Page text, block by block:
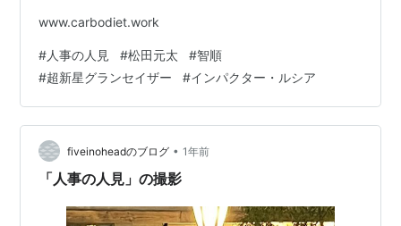
www.carbodiet.work
#人事の人見 #松田元太 #智順
#超新星グランセイザー #インパクター・ルシア
fiveinoheadのブログ • 1年前
「人事の人見」の撮影